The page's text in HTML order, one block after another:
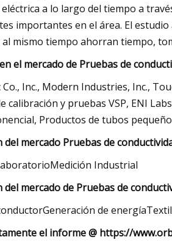
a lo largo del tiempo a
importantes en el área. El
al mismo tiempo ahorran tiempo,
el mercado de Pruebas de
Inc., Modern Industries, Inc.,
calibración y pruebas VSP, ENI
Productos de tubos
del mercado Pruebas de
Industrial
del mercado de Pruebas de
de
el informe @ https://